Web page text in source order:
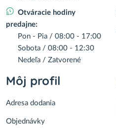
Otváracie hodiny
predajne:
Pon - Pia / 08:00 - 17:00
Sobota / 08:00 - 12:30
Nedeľa / Zatvorené
Môj profil
Adresa dodania
Objednávky